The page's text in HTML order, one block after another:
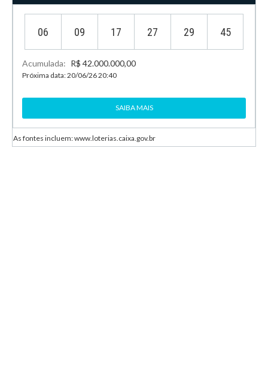
06 09 17 27 29 45
Acumulada: R$ 42.000.000,00
Próxima data: 20/06/26 20:40
SAIBA MAIS
As fontes incluem: www.loterias.caixa.gov.br